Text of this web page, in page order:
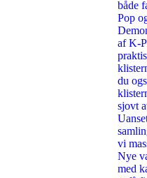
både
Pop
af K-
du
sjovt
vi
Nye
med